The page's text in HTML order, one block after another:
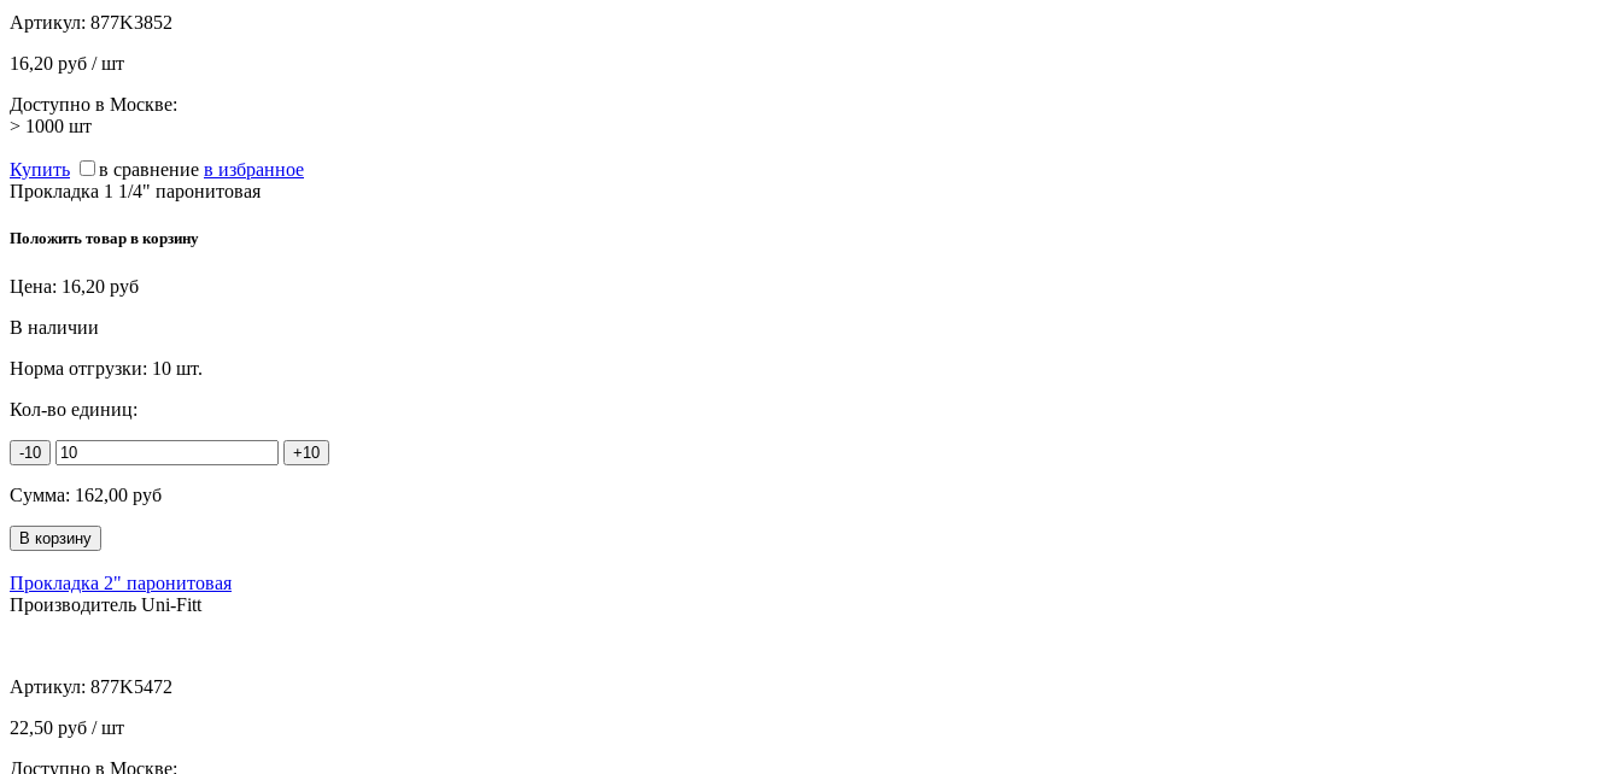
Артикул: 877K3852
16,20 руб / шт
Доступно в Москве:
> 1000 шт
Купить в сравнение в избранное
Прокладка 1 1/4" паронитовая
Положить товар в корзину
Цена: 16,20 руб
В наличии
Норма отгрузки: 10 шт.
Кол-во единиц:
-10 +10
Сумма: 162,00 руб
Прокладка 2" паронитовая
Производитель Uni-Fitt
Артикул: 877K5472
22,50 руб / шт
Доступно в Москве: